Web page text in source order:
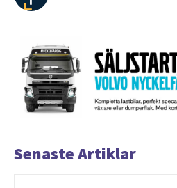
Senaste Artiklar